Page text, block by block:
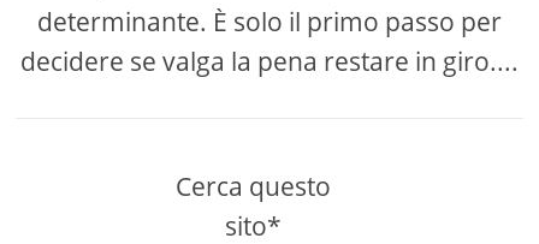
determinante. È solo il primo passo per
decidere se valga la pena restare in giro....
Cerca questo
sito*